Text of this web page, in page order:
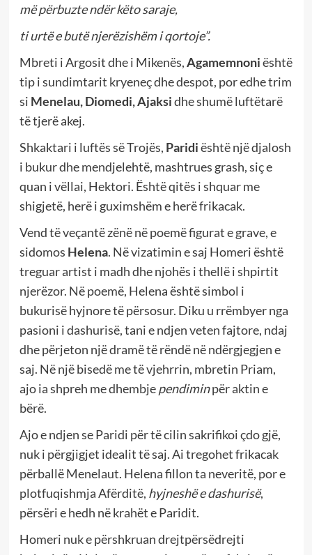
më përbuzte ndër këto saraje,
ti urtë e butë njerëzishëm i qortoje”.
Mbreti i Argosit dhe i Mikenës,Agamemnoniështë
tip i sundimtarit kryeneç dhe despot, por edhe trim
si Menelau, Diomedi, Ajaksidhe shumë luftëtarë
të tjerë akej.
Shkaktari i luftës së Trojës, Paridiështë një djalosh
i bukur dhe mendjelehtë, mashtrues grash, siç e
quan i vëllai, Hektori. Është qitës i shquar me
shigjetë, herë i guximshëm e herë frikacak.
Vend të veçantë zënë në poemë figurat e grave, e
sidomos Helena. Në vizatimin e saj Homeri është
treguar artist i madh dhe njohës i thellë i shpirtit
njerëzor. Në poemë, Helena është simbol i
bukurisë hyjnore të përsosur. Diku u rrëmbyer nga
pasioni i dashurisë, tani e ndjen veten fajtore, ndaj
dhe përjeton një dramë të rëndë në ndërgjegjen e
saj. Në një bisedë me të vjehrrin, mbretin Priam,
ajo ia shpreh me dhembje pendimin për aktin e
bërë.
Ajo e ndjen se Paridi për të cilin sakrifikoi çdo gjë,
nuk i përgjigjet idealit të saj. Ai tregohet frikacak
përballë Menelaut. Helena fillon ta neveritë, por e
plotfuqishmja Afërditë, hyjneshë e dashurisë,
përsëri e hedh në krahët e Paridit.
Homeri nuk e përshkruan drejtpërsëdrejti